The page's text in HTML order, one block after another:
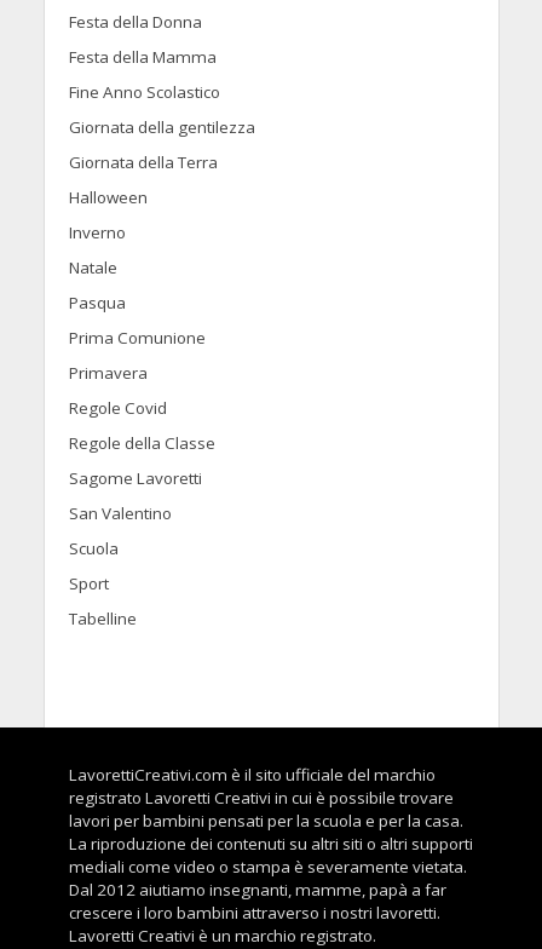
Festa della Donna
Festa della Mamma
Fine Anno Scolastico
Giornata della gentilezza
Giornata della Terra
Halloween
Inverno
Natale
Pasqua
Prima Comunione
Primavera
Regole Covid
Regole della Classe
Sagome Lavoretti
San Valentino
Scuola
Sport
Tabelline
LavorettiCreativi.com è il sito ufficiale del marchio
registrato Lavoretti Creativi in cui è possibile trovare
lavori per bambini pensati per la scuola e per la casa.
La riproduzione dei contenuti su altri siti o altri supporti
mediali come video o stampa è severamente vietata.
Dal 2012 aiutiamo insegnanti, mamme, papà a far
crescere i loro bambini attraverso i nostri lavoretti.
Lavoretti Creativi è un marchio registrato.